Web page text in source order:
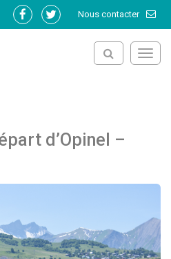
Nous contacter
Lien
Lien
d’Opinel –